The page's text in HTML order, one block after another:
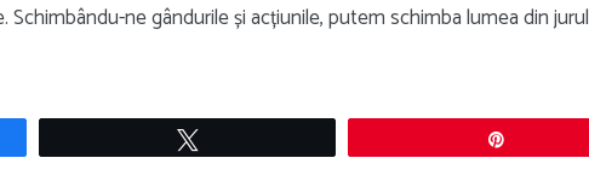
ne gândurile și acțiunile, putem schimba lumea din jurul